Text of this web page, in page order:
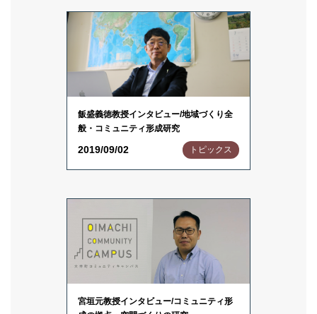
飯盛義徳教授インタビュー/地域づくり全
般・コミュニティ形成研究
2019/09/02 トピックス
宮垣元教授インタビュー/コミュニティ形